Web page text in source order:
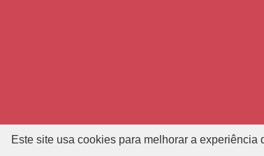
Este site usa cookies para melhorar a